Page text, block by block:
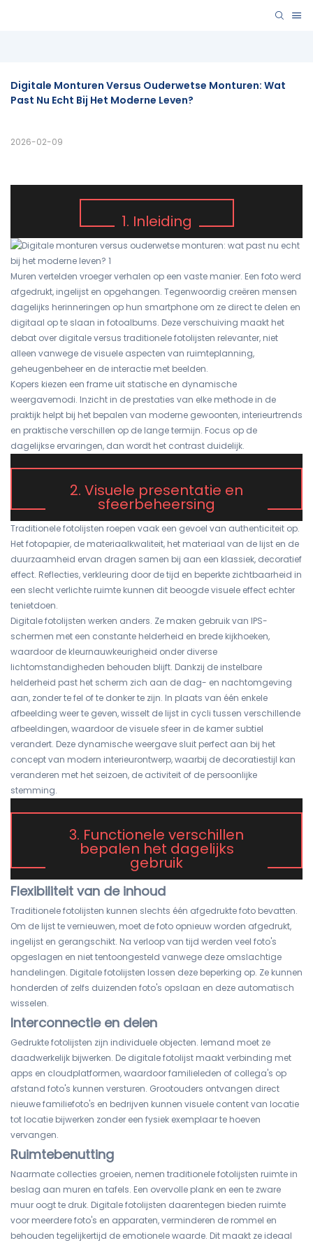
Digitale Monturen Versus Ouderwetse Monturen: Wat
Past Nu Echt Bij Het Moderne Leven?
2026-02-09
1. Inleiding
Muren vertelden vroeger verhalen op een vaste manier. Een foto werd
afgedrukt, ingelijst en opgehangen. Tegenwoordig creëren mensen
dagelijks herinneringen op hun smartphone om ze direct te delen en
digitaal op te slaan in fotoalbums. Deze verschuiving maakt het
debat over digitale versus traditionele fotolijsten relevanter, niet
alleen vanwege de visuele aspecten van ruimteplanning,
geheugenbeheer en de interactie met beelden.
Kopers kiezen een frame uit statische en dynamische
weergavemodi. Inzicht in de prestaties van elke methode in de
praktijk helpt bij het bepalen van moderne gewoonten, interieurtrends
en praktische verschillen op de lange termijn. Focus op de
dagelijkse ervaringen, dan wordt het contrast duidelijk.
2. Visuele presentatie en
sfeerbeheersing
Traditionele fotolijsten roepen vaak een gevoel van authenticiteit op.
Het fotopapier, de materiaalkwaliteit, het materiaal van de lijst en de
duurzaamheid ervan dragen samen bij aan een klassiek, decoratief
effect. Reflecties, verkleuring door de tijd en beperkte zichtbaarheid in
een slecht verlichte ruimte kunnen dit beoogde visuele effect echter
tenietdoen.
Digitale fotolijsten werken anders. Ze maken gebruik van IPS-
schermen met een constante helderheid en brede kijkhoeken,
waardoor de kleurnauwkeurigheid onder diverse
lichtomstandigheden behouden blijft. Dankzij de instelbare
helderheid past het scherm zich aan de dag- en nachtomgeving
aan, zonder te fel of te donker te zijn. In plaats van één enkele
afbeelding weer te geven, wisselt de lijst in cycli tussen verschillende
afbeeldingen, waardoor de visuele sfeer in de kamer subtiel
verandert. Deze dynamische weergave sluit perfect aan bij het
concept van modern interieurontwerp, waarbij de decoratiestijl kan
veranderen met het seizoen, de activiteit of de persoonlijke
stemming.
3. Functionele verschillen
bepalen het dagelijks
gebruik
Flexibiliteit van de inhoud
Traditionele fotolijsten kunnen slechts één afgedrukte foto bevatten.
Om de lijst te vernieuwen, moet de foto opnieuw worden afgedrukt,
ingelijst en gerangschikt. Na verloop van tijd werden veel foto's
opgeslagen en niet tentoongesteld vanwege deze omslachtige
handelingen. Digitale fotolijsten lossen deze beperking op. Ze kunnen
honderden of zelfs duizenden foto's opslaan en deze automatisch
wisselen.
Interconnectie en delen
Gedrukte fotolijsten zijn individuele objecten. Iemand moet ze
daadwerkelijk bijwerken. De digitale fotolijst maakt verbinding met
apps en cloudplatformen, waardoor familieleden of collega's op
afstand foto's kunnen versturen. Grootouders ontvangen direct
nieuwe familiefoto's en bedrijven kunnen visuele content van locatie
tot locatie bijwerken zonder een fysiek exemplaar te hoeven
vervangen.
Ruimtebenutting
Naarmate collecties groeien, nemen traditionele fotolijsten ruimte in
beslag aan muren en tafels. Een overvolle plank en een te zware
muur oogt te druk. Digitale fotolijsten daarentegen bieden ruimte
voor meerdere foto's en apparaten, verminderen de rommel en
behouden tegelijkertijd de emotionele waarde. Dit maakt ze ideaal